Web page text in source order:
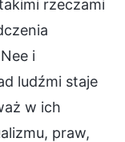
rzeczami
i
ludźmi staje
w ich
praw,